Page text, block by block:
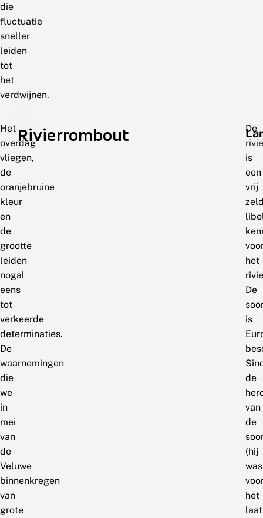
die
fluctuatie
sneller
leiden
tot
het
verdwijnen.
Het
overdag
vliegen,
de
oranjebruine
kleur
en
de
grootte
leiden
nogal
eens
tot
verkeerde
determinaties.
De
waarnemingen
die
we
in
mei
van
de
Veluwe
binnenkregen
van
grote
Rivierrombout
De
is
een
vrij
het
De
is
de
van
de
(hij
was
het